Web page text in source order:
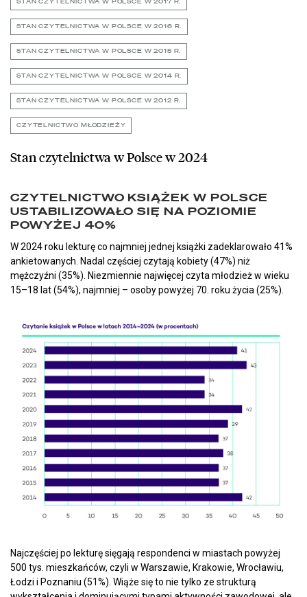
STAN CZYTELNICTWA W POLSCE W 2017 R.
STAN CZYTELNICTWA W POLSCE W 2016 R.
STAN CZYTELNICTWA W POLSCE W 2015 R.
STAN CZYTELNICTWA W POLSCE W 2014 R.
STAN CZYTELNICTWA W POLSCE W 2012 R.
CZYTELNICTWO MŁODZIEŻY
Stan czytelnictwa w Polsce w 2024
CZYTELNICTWO KSIĄŻEK W POLSCE
USTABILIZOWAŁO SIĘ NA POZIOMIE
POWYŻEJ 40%
W 2024 roku lekturę co najmniej jednej książki zadeklarowało 41%
ankietowanych. Nadal częściej czytają kobiety (47%) niż
mężczyźni (35%). Niezmiennie najwięcej czyta młodzież w wieku
15–18 lat (54%), najmniej – osoby powyżej 70. roku życia (25%).
Najczęściej po lekturę sięgają respondenci w miastach powyżej
500 tys. mieszkańców, czyli w Warszawie, Krakowie, Wrocławiu,
Łodzi i Poznaniu (51%). Wiąże się to nie tylko ze strukturą